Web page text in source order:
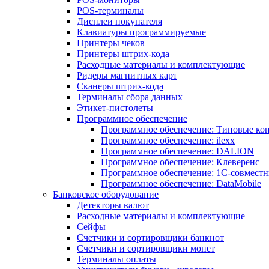
POS-терминалы
Дисплеи покупателя
Клавиатуры программируемые
Принтеры чеков
Принтеры штрих-кода
Расходные материалы и комплектующие
Ридеры магнитных карт
Сканеры штрих-кода
Терминалы сбора данных
Этикет-пистолеты
Программное обеспечение
Программное обеспечение: Типовые
Программное обеспечение: ilexx
Программное обеспечение: DALION
Программное обеспечение: Клеверенс
Программное обеспечение: 1С-
Программное обеспечение: DataMobile
Банковское оборудование
Детекторы валют
Расходные материалы и комплектующие
Сейфы
Счетчики и сортировщики банкнот
Счетчики и сортировщики монет
Терминалы оплаты